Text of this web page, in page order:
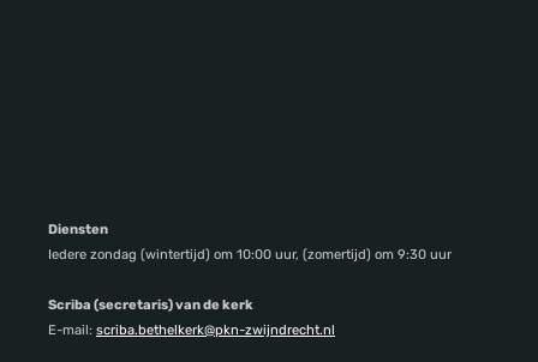
Diensten
Iedere zondag (wintertijd) om 10:00 uur, (zomertijd) om 9:30 uur
Scriba (secretaris) van de kerk
E-mail: scriba.bethelkerk@pkn-zwijndrecht.nl